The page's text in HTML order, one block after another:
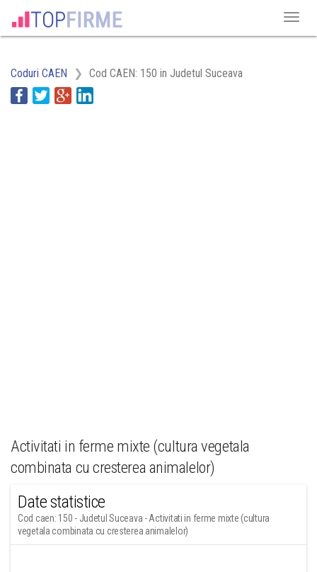
Coduri CAEN Cod CAEN: 150 in Judetul Suceava
Activitati in ferme mixte (cultura vegetala
combinata cu cresterea animalelor)
Date statistice
Cod caen: 150 - Judetul Suceava - Activitati in ferme mixte (cultura
vegetala combinata cu cresterea animalelor)